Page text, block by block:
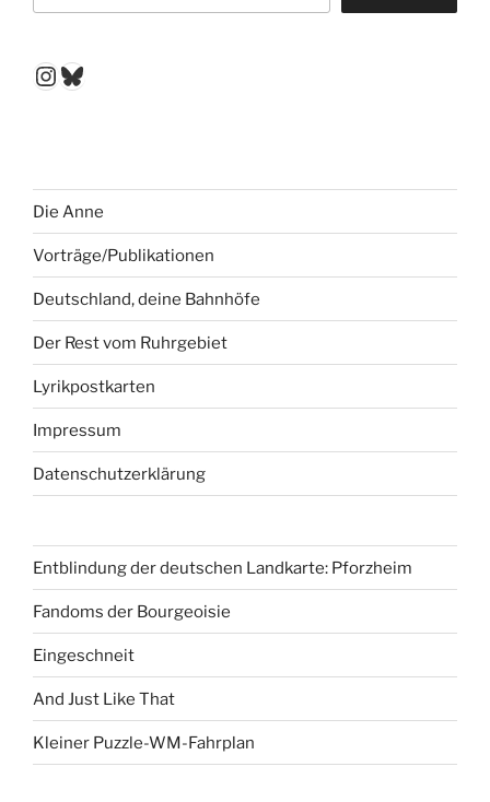
Instagram
Bluesky
Die Anne
Vorträge/Publikationen
Deutschland, deine Bahnhöfe
Der Rest vom Ruhrgebiet
Lyrikpostkarten
Impressum
Datenschutzerklärung
Entblindung der deutschen Landkarte: Pforzheim
Fandoms der Bourgeoisie
Eingeschneit
And Just Like That
Kleiner Puzzle-WM-Fahrplan